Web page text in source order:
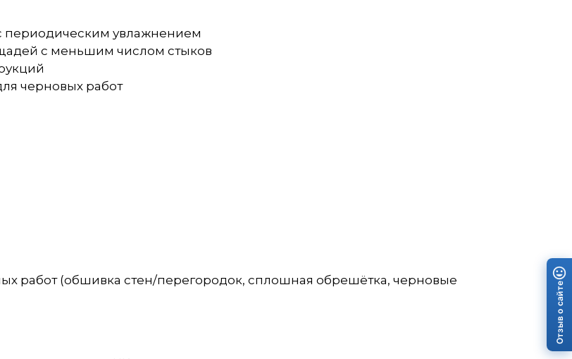
периодическим увлажнением
с меньшим числом стыков
черновых работ
работ (обшивка стен/перегородок, сплошная обрешётка, черновые
Отзыв о сайте